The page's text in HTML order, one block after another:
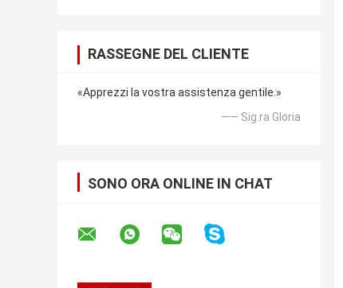
RASSEGNE DEL CLIENTE
«Apprezzi la vostra assistenza gentile.»
—— Sig.ra Gloria
SONO ORA ONLINE IN CHAT